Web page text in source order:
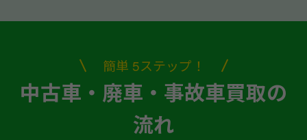
簡単 5ステップ！
中古車・廃車・事故車買取の
流れ